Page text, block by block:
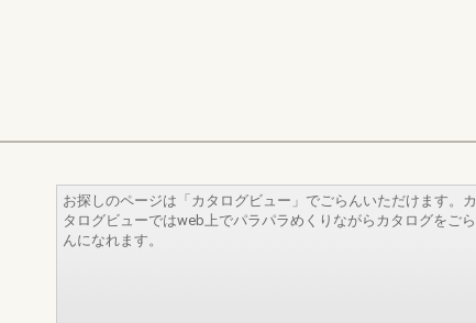
お探しのページは「カタログビュー」でごらんいただけます。カ
タログビューではweb上でパラパラめくりながらカタログをごら
んになれます。